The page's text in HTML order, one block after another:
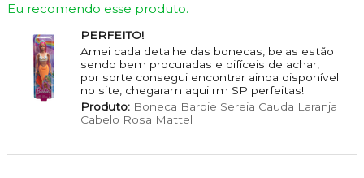
Eu recomendo esse produto.
PERFEITO!
Amei cada detalhe das bonecas, belas estão
sendo bem procuradas e difíceis de achar,
por sorte consegui encontrar ainda disponível
no site, chegaram aqui rm SP perfeitas!
Produto:Boneca Barbie Sereia Cauda Laranja
Cabelo Rosa Mattel